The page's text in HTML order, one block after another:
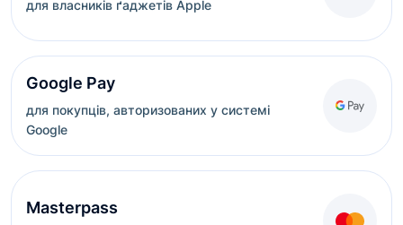
для власників ґаджетів Apple
Google Pay
для покупців, авторизованих у системі
Google
Masterpass